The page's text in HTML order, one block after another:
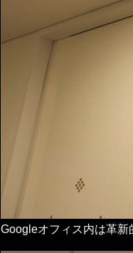
Googleオフィス内は革